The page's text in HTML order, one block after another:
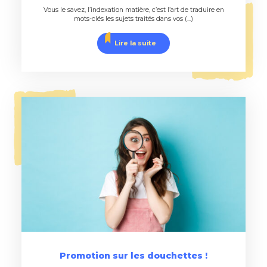
Vous le savez, l’indexation matière, c’est l’art de traduire en
mots-clés les sujets traités dans vos (...)
Lire la suite
Promotion sur les douchettes !